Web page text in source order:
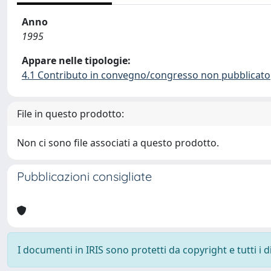
Anno
1995
Appare nelle tipologie:
4.1 Contributo in convegno/congresso non pubblicato
File in questo prodotto:
Non ci sono file associati a questo prodotto.
Pubblicazioni consigliate
I documenti in IRIS sono protetti da copyright e tutti i